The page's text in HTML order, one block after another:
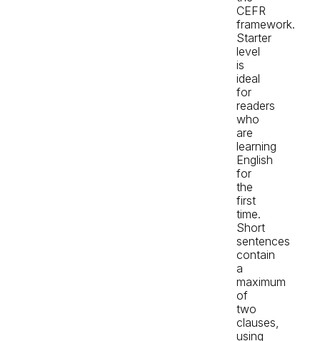
CEFR
framework.
Starter
level
is
ideal
for
readers
who
are
learning
English
for
the
first
time.
Short
sentences
contain
a
maximum
of
two
clauses,
using